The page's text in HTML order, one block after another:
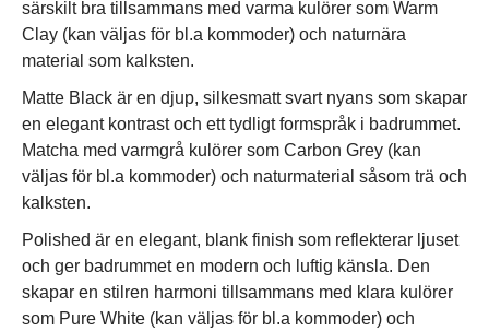
särskilt bra tillsammans med varma kulörer som Warm
Clay (kan väljas för bl.a kommoder) och naturnära
material som kalksten.
Matte Black är en djup, silkesmatt svart nyans som skapar
en elegant kontrast och ett tydligt formspråk i badrummet.
Matcha med varmgrå kulörer som Carbon Grey (kan
väljas för bl.a kommoder) och naturmaterial såsom trä och
kalksten.
Polished är en elegant, blank finish som reflekterar ljuset
och ger badrummet en modern och luftig känsla. Den
skapar en stilren harmoni tillsammans med klara kulörer
som Pure White (kan väljas för bl.a kommoder) och